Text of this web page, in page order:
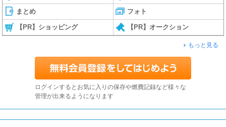
まとめ フォト
【PR】ショッピング 【PR】オークション
もっと見る
ログインするとお気に入りの保存や燃費記録など様々な
管理が出来るようになります